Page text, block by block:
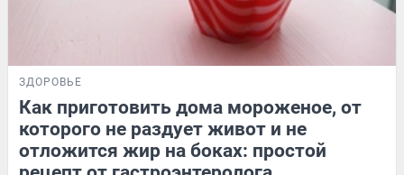
ЗДОРОВЬЕ
Как приготовить дома мороженое, от
которого не раздует живот и не
отложится жир на боках: простой